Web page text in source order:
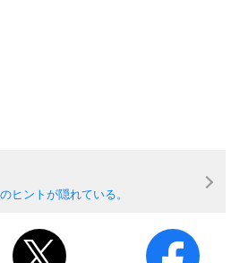
ヒントが隠れている。